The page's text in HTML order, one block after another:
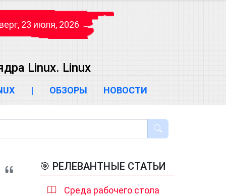
23 июля, 2026
Linux. Linux
| ОБЗОРЫ НОВОСТИ
🎯 РЕЛЕВАНТНЫЕ СТАТЬИ
Среда рабочего стола